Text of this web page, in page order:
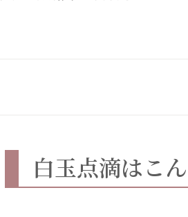
白玉点滴はこ